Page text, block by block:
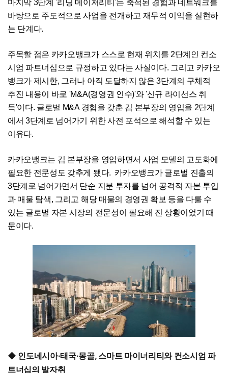
마지막 3단계 '리딩 메이저리티'는 축적된 경험과 네트워크를
바탕으로 주도적으로 사업을 전개하고 재무적 이익을 실현하
는 단계다.
주목할 점은 카카오뱅크가 스스로 현재 위치를 2단계인 컨소
시엄 파트너십으로 규정하고 있다는 사실이다. 그리고 카카오
뱅크가 제시한, 그러나 아직 도달하지 않은 3단계의 구체적
추진 내용이 바로 'M&A(경영권 인수)'와 '신규 라이선스 취
득'이다. 글로벌 M&A 경험을 갖춘 김 본부장의 영입을 2단계
에서 3단계로 넘어가기 위한 사전 포석으로 해석할 수 있는
이유다.
카카오뱅크는 김 본부장을 영입하면서 사업 모델의 고도화에
필요한 전문성도 갖추게 됐다. 카카오뱅크가 글로벌 진출의
3단계로 넘어가면서 단순 지분 투자를 넘어 공격적 자본 투입
과 매물 탐색, 그리고 해당 매물의 경영권 확보 등을 다룰 수
있는 글로벌 자본 시장의 전문성이 필요해 진 상황이었기 때
문이다.
◆ 인도네시아·태국·몽골, 스마트 마이너리티와 컨소시엄 파
트너십의 발자취